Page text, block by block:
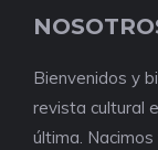
Bienvenidos y
revista cultural
última.